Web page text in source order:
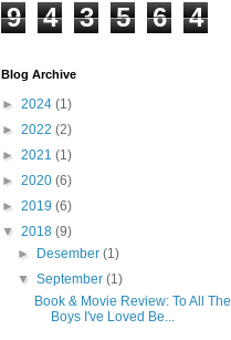
9 4 3 5 6 4
Blog Archive
► 2024 (1)
► 2022 (2)
► 2021 (1)
► 2020 (6)
► 2019 (6)
▼ 2018 (9)
► Desember(1)
▼September(1)
Book & Movie Review: To All The
Boys I've Loved Be...